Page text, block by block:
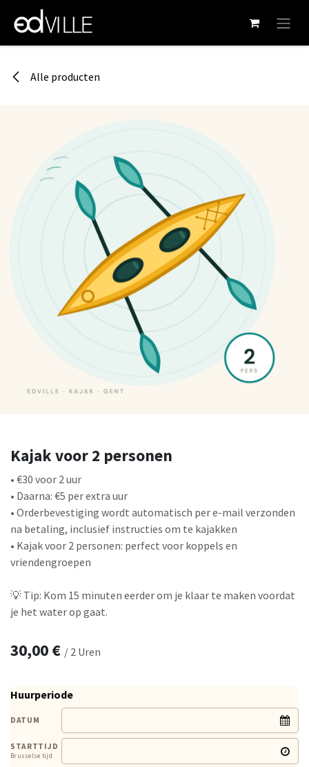
Overslaan naar inhoud
Alle producten
Kajak voor 2 personen
• €30 voor 2 uur
• Daarna: €5 per extra uur
• Orderbevestiging wordt automatisch per e-mail verzonden
na betaling, inclusief instructies om te kajakken
• Kajak voor 2 personen: perfect voor koppels en
vriendengroepen
💡 Tip: Kom 15 minuten eerder om je klaar te maken voordat
je het water op gaat.
30,00 € / 2 Uren
Huurperiode
DATUM
STARTTIJD
Brusselse tijd